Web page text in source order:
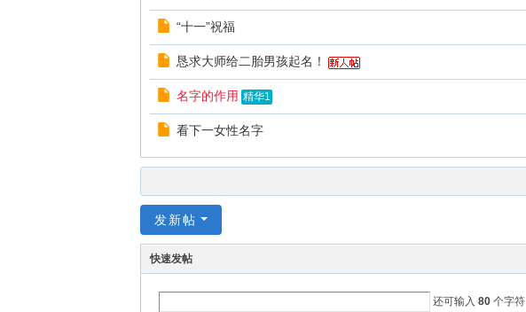
“十一”祝福
恳求大师给二胎男孩起名！
名字的作用 精华1
看下一女性名字
发新帖
快速发帖
还可输入80 个字符